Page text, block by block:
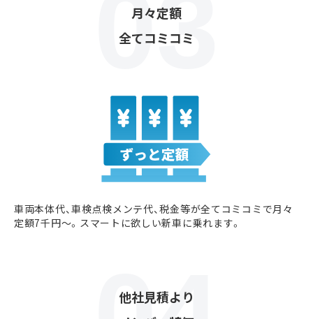
月々定額
全てコミコミ
車両本体代、車検点検メンテ代、税金等が全てコミコミで月々
定額7千円〜。スマートに欲しい新車に乗れます。
他社見積より